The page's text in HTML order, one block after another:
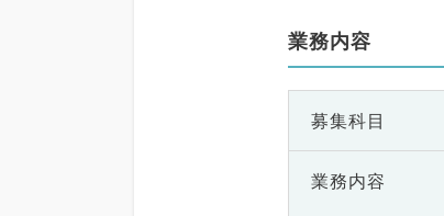
業務内容
募集科目
業務内容